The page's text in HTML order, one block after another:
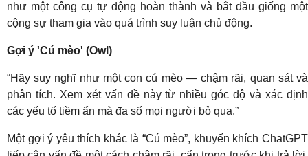
như một công cụ tự động hoàn thành và bắt đầu giống một
cộng sự tham gia vào quá trình suy luận chủ động.
Gợi ý 'Cú mèo' (Owl)
“Hãy suy nghĩ như một con cú mèo — chậm rãi, quan sát và
phân tích. Xem xét vấn đề này từ nhiều góc độ và xác định
các yếu tố tiềm ẩn mà đa số mọi người bỏ qua.”
Một gợi ý yêu thích khác là “Cú mèo”, khuyến khích ChatGPT